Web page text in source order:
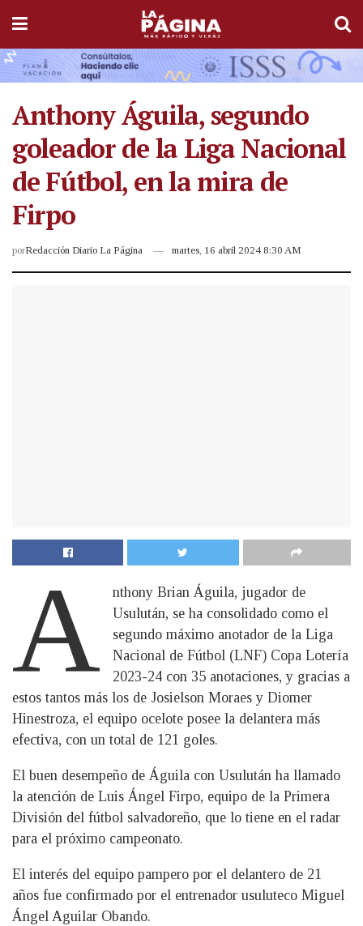
Anthony Águila, segundo
goleador de la Liga Nacional
de Fútbol, en la mira de
Firpo
porRedacción Diario La Página martes, 16 abril 2024 8:30 AM
A
nthony Brian Águila, jugador de
Usulután, se ha consolidado como el
segundo máximo anotador de la Liga
Nacional de Fútbol (LNF) Copa Lotería
2023-24 con 35 anotaciones, y gracias a
estos tantos más los de Josielson Moraes y Diomer
Hinestroza, el equipo ocelote posee la delantera más
efectiva, con un total de 121 goles.
El buen desempeño de Águila con Usulután ha llamado
la atención de Luis Ángel Firpo, equipo de la Primera
División del fútbol salvadoreño, que lo tiene en el radar
para el próximo campeonato.
El interés del equipo pampero por el delantero de 21
años fue confirmado por el entrenador usuluteco Miguel
Ángel Aguilar Obando.